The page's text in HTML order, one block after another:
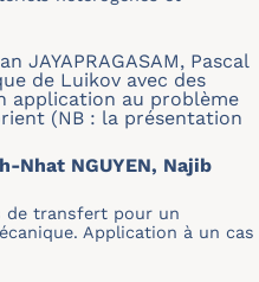
JAYAPRAGASAM, Pascal
de Luikov avec des
application au problème
(NB : la présentation
Nhat NGUYEN, Najib
de transfert pour un
Application à un cas